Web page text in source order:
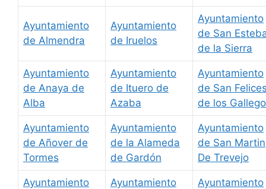
Ayuntamiento
de Almendra
Ayuntamiento
de Iruelos
Ayuntamiento
de San
de la Sierra
Ayuntamiento
de Anaya de
Alba
Ayuntamiento
de Ituero de
Azaba
Ayuntamiento
de San
de los
Ayuntamiento
de Añover de
Tormes
Ayuntamiento
de la Alameda
de Gardón
Ayuntamiento
de San Martin
De Trevejo
Ayuntamiento
Ayuntamiento
Ayuntamiento